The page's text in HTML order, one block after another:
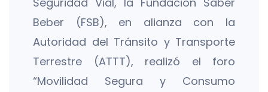
Beber (FSB), en alianza con la
Autoridad del Tránsito y Transporte
Terrestre (ATTT), realizó el foro
“Movilidad Segura y Consumo